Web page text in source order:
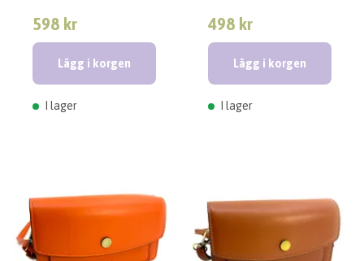
598 kr
Lägg i korgen
I lager
498 kr
Lägg i korgen
I lager